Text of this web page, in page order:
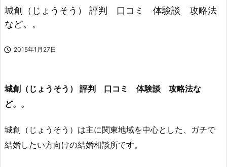
次へ
城創（じょうそう） 評判 口コミ 体験談 攻略法
など。。
 2015年1月27日
城創（じょうそう） 評判 口コミ 体験談 攻略法な
ど。。
城創（じょうそう）は主に関東地域を中心とした、ガチで
結婚したい方向けの結婚相談所です。